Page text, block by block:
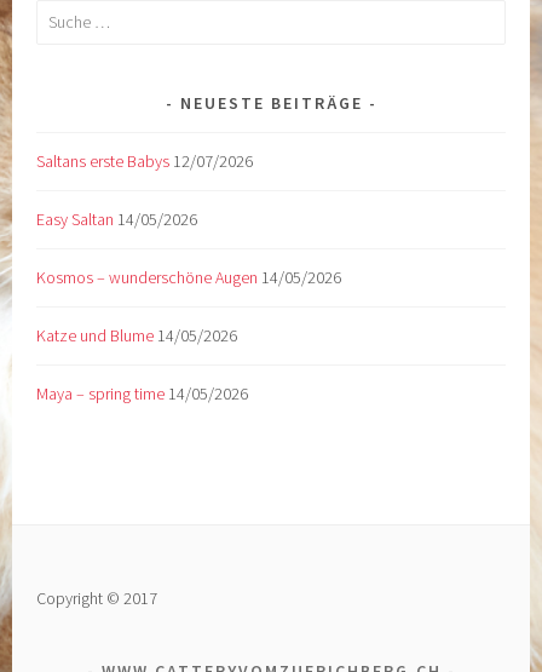
Suche
NEUESTE BEITRÄGE
Saltans erste Babys 12/07/2026
Easy Saltan 14/05/2026
Kosmos – wunderschöne Augen 14/05/2026
Katze und Blume 14/05/2026
Maya – spring time 14/05/2026
Copyright © 2017